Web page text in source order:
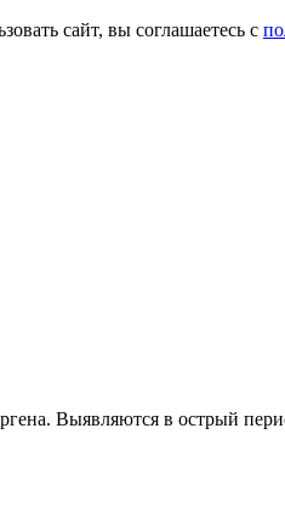
сайт, вы соглашаетесь с
Выявляются в острый